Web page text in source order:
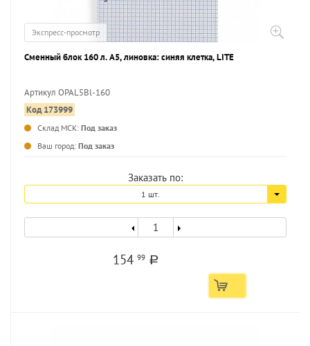
Экспресс-просмотр
Сменный блок 160 л. А5, линовка: синяя клетка, LITE
Артикул OPAL5Bl-160
Код 173999
Склад МСК: Под заказ
Ваш город: Под заказ
Заказать по:
1 шт.
15499 a